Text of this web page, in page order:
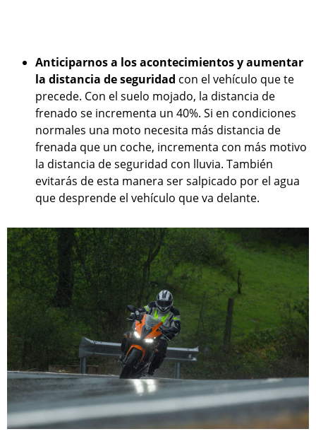
Anticiparnos a los acontecimientos y aumentar
la distancia de seguridad con el vehículo que te
precede. Con el suelo mojado, la distancia de
frenado se incrementa un 40%. Si en condiciones
normales una moto necesita más distancia de
frenada que un coche, incrementa con más motivo
la distancia de seguridad con lluvia. También
evitarás de esta manera ser salpicado por el agua
que desprende el vehículo que va delante.